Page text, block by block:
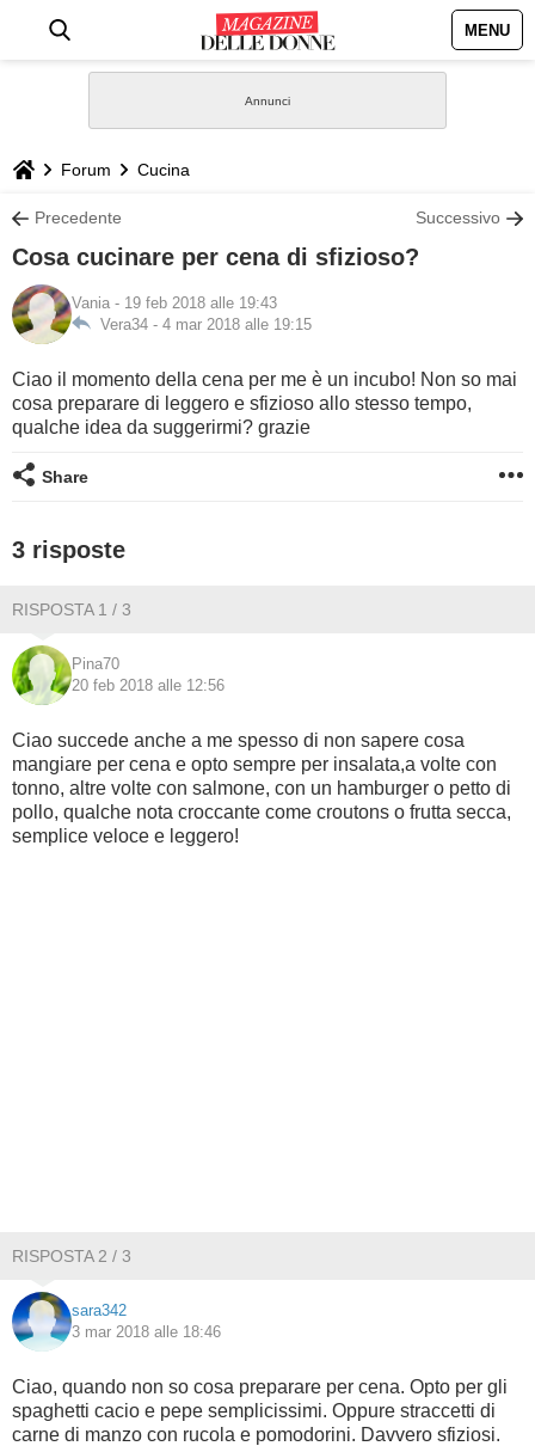
MENU
STILE
DEFINIZIONI
GASTRONOMIA
GUIDE
FORUM
Forum Cucina
Precedente Successivo
Cosa cucinare per cena di sfizioso?
Vania - 19 feb 2018 alle 19:43
Vera34 - 4 mar 2018 alle 19:15
Ciao il momento della cena per me è un incubo! Non so mai
cosa preparare di leggero e sfizioso allo stesso tempo,
qualche idea da suggerirmi? grazie
Share
3 risposte
RISPOSTA 1 / 3
Pina70
20 feb 2018 alle 12:56
Ciao succede anche a me spesso di non sapere cosa
mangiare per cena e opto sempre per insalata,a volte con
tonno, altre volte con salmone, con un hamburger o petto di
pollo, qualche nota croccante come croutons o frutta secca,
semplice veloce e leggero!
RISPOSTA 2 / 3
sara342
3 mar 2018 alle 18:46
Ciao, quando non so cosa preparare per cena. Opto per gli
spaghetti cacio e pepe semplicissimi. Oppure straccetti di
carne di manzo con rucola e pomodorini. Davvero sfiziosi.